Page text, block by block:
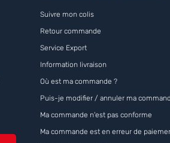
Suivre mon colis
Retour commande
Service Export
Information livraison
Où est ma commande ?
Puis-je modifier / annuler ma
Ma commande n'est pas conforme
Ma commande est en erreur de